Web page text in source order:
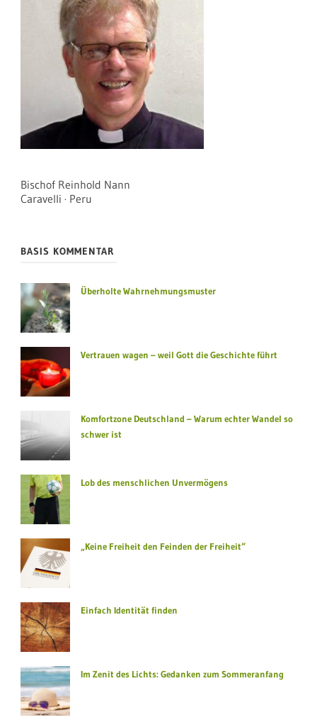
Bischof Reinhold Nann
Caravelli · Peru
BASIS KOMMENTAR
Überholte Wahrnehmungsmuster
Vertrauen wagen – weil Gott die Geschichte führt
Komfortzone Deutschland – Warum echter Wandel so
schwer ist
Lob des menschlichen Unvermögens
„Keine Freiheit den Feinden der Freiheit“
Einfach Identität finden
Im Zenit des Lichts: Gedanken zum Sommeranfang